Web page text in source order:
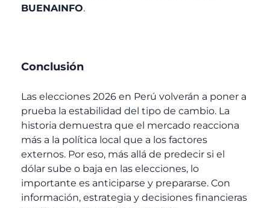
BUENAINFO.
Conclusión
Las elecciones 2026 en Perú volverán a poner a
prueba la estabilidad del tipo de cambio. La
historia demuestra que el mercado reacciona
más a la política local que a los factores
externos. Por eso, más allá de predecir si el
dólar sube o baja en las elecciones, lo
importante es anticiparse y prepararse. Con
información, estrategia y decisiones financieras